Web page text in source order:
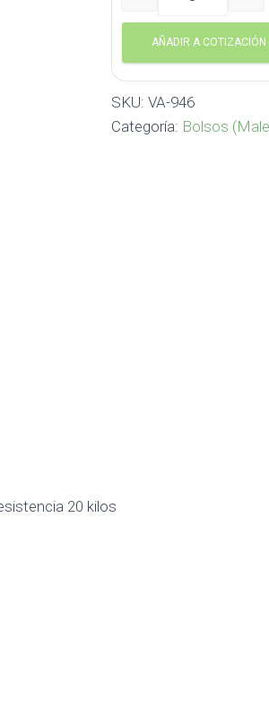
AÑADIR A COTIZACIÓN
SKU: VA-946
Categoría: Bolsos
20 kilos